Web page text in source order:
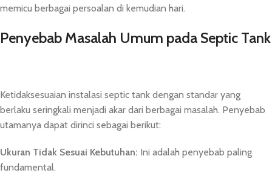
memicu berbagai persoalan di kemudian hari.
Penyebab Masalah Umum pada Septic Tank
Ketidaksesuaian instalasi septic tank dengan standar yang
berlaku seringkali menjadi akar dari berbagai masalah. Penyebab
utamanya dapat dirinci sebagai berikut:
Ukuran Tidak Sesuai Kebutuhan: Ini adalah penyebab paling
fundamental.